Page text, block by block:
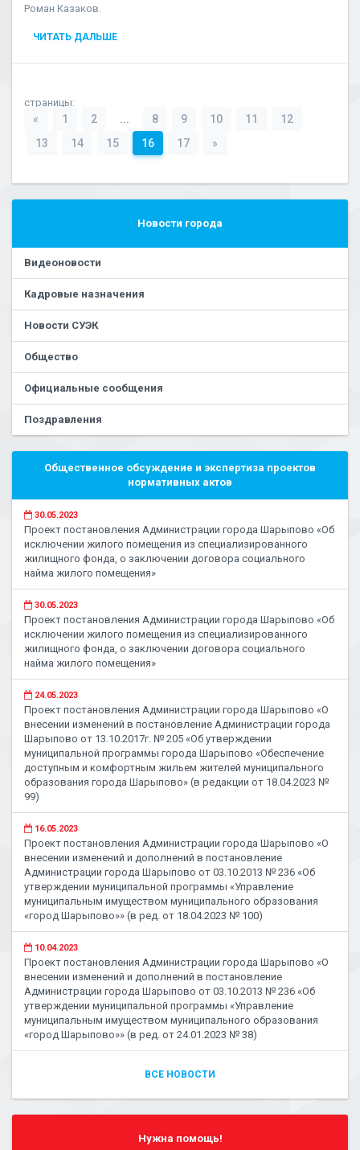
Роман Казаков.
ЧИТАТЬ ДАЛЬШЕ
страницы:
« 1 2 ... 8 9 10 11
12
13
14 15 16 17 »
Новости города
Видеоновости
Кадровые назначения
Новости СУЭК
Общество
Официальные сообщения
Поздравления
Общественное обсуждение и экспертиза проектов
нормативных актов
30.05.2023
Проект постановления Администрации города Шарыпово «Об
исключении жилого помещения из специализированного
жилищного фонда, о заключении договора социального
найма жилого помещения»
30.05.2023
Проект постановления Администрации города Шарыпово «Об
исключении жилого помещения из специализированного
жилищного фонда, о заключении договора социального
найма жилого помещения»
24.05.2023
Проект постановления Администрации города Шарыпово «О
внесении изменений в постановление Администрации города
Шарыпово от 13.10.2017г. № 205 «Об утверждении
муниципальной программы города Шарыпово «Обеспечение
доступным и комфортным жильем жителей муниципального
образования города Шарыпово» (в редакции от 18.04.2023 №
99)
16.05.2023
Проект постановления Администрации города Шарыпово «О
внесении изменений и дополнений в постановление
Администрации города Шарыпово от 03.10.2013 № 236 «Об
утверждении муниципальной программы «Управление
муниципальным имуществом муниципального образования
«город Шарыпово»» (в ред. от 18.04.2023 № 100)
10.04.2023
Проект постановления Администрации города Шарыпово «О
внесении изменений и дополнений в постановление
Администрации города Шарыпово от 03.10.2013 № 236 «Об
утверждении муниципальной программы «Управление
муниципальным имуществом муниципального образования
«город Шарыпово»» (в ред. от 24.01.2023 № 38)
ВСЕ НОВОСТИ
Нужна помощь!